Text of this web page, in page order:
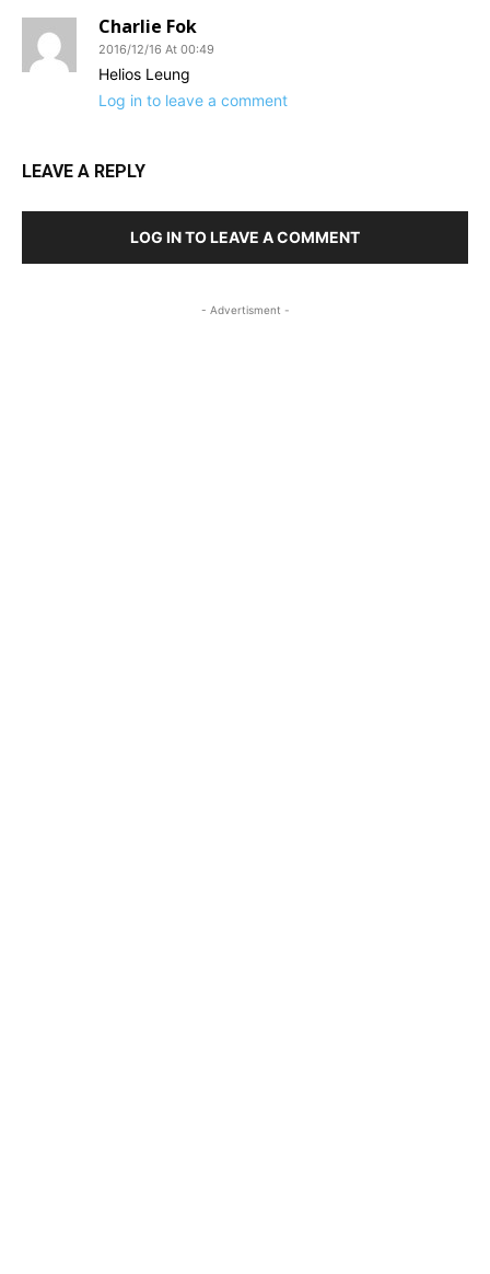
Charlie Fok
2016/12/16 At 00:49
Helios Leung
Log in to leave a comment
LEAVE A REPLY
LOG IN TO LEAVE A COMMENT
- Advertisment -